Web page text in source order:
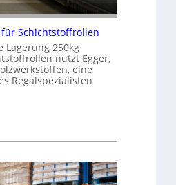
Schichtstoffrollen
Lagerung 250kg
nutzt Egger,
eine
Regalspezialisten